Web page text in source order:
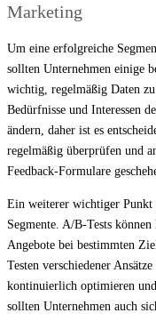
Marketing
Um eine erfolgreiche
sollten Unternehmen einige
wichtig, regelmäßig Daten
Bedürfnisse und Interessen
ändern, daher ist es
regelmäßig überprüfen und
Feedback-Formulare
Ein weiterer wichtiger Punkt
Segmente. A/B-Tests
Angebote bei bestimmten
Testen verschiedener
kontinuierlich optimieren
sollten Unternehmen auch